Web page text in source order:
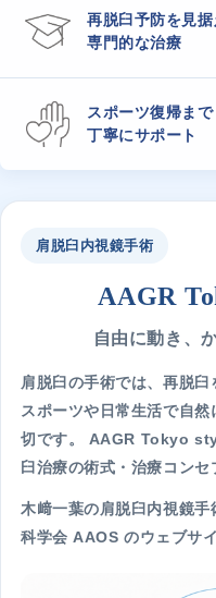
再脱臼予防を見据
専門的な治療
スポーツ復帰まで
丁寧にサポート
肩脱臼内視鏡手術
AAGR
自由に動き、
肩脱臼の手術では、再脱臼
スポーツや日常生活で自
切です。 AAGR Tokyo
臼治療の術式・治療コンセ
木﨑一葉の肩脱臼内視鏡
科学会 AAOS のウェブサ